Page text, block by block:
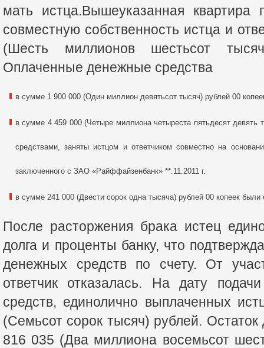
мать истца.Вышеуказанная
совместную собственность истца и
(Шесть миллионов шестьсот
Оплаченные денежные средства
в сумме 1 900 000 (Один миллион девятьсот тысяч) рублей 00
в сумме 4 459 000 (Четыре миллиона четыреста пятьдесят девять
средствами, заняты истцом и ответчиком совместно на
заключенного с ЗАО «Райффайзенбанк» **.11.2011 г.
в сумме 241 000 (Двести сорок одна тысяча) рублей 00 копеек
После расторжения брака истец
долга и проценты банку, что
денежных средств по счету. От
ответчик отказалась. На дату
средств, единолично выплаченных
(Семьсот сорок тысяч) рублей. Остаток
816 035 (Два миллиона восемьсот